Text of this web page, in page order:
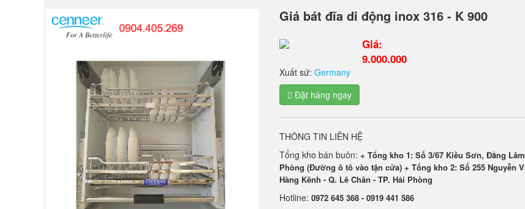
Giá bát đĩa di động inox 316 - K 900
Giá:
9.000.000
Xuất sứ:Germany
Đặt hàng ngay
THÔNG TIN LIÊN HỆ
Tổng kho bán buôn:+ Tổng kho 1: Số 3/67 Kiều Sơn, Đằng
Phòng (Đường ô tô vào tận cửa) + Tổng kho 2: Số 255 Nguyễn
Hàng Kênh - Q. Lê Chân - TP. Hải Phòng
Hotline:0972 645 368 - 0919 441 586